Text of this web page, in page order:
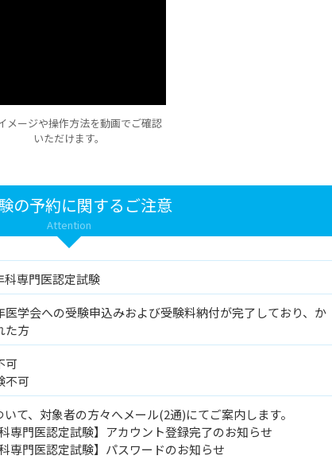
メージや操作方法を動画でご確認
いただけます。
の予約に関するご注意
Attention
専門医認定試験
学会への受験申込みおよび受験料納付が完了しており、か
た方
可
不可
て、対象者の方々へメール(2通)にてご案内します。
専門医認定試験】アカウント登録完了のお知らせ
専門医認定試験】パスワードのお知らせ